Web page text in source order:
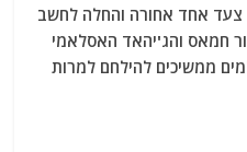
צעד אחד אחורה והחלה לחשב
חמאס והג'יהאד האסלאמי
ממשיכים להילחם למרות